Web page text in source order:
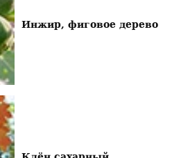
Инжир, фиговое дерево